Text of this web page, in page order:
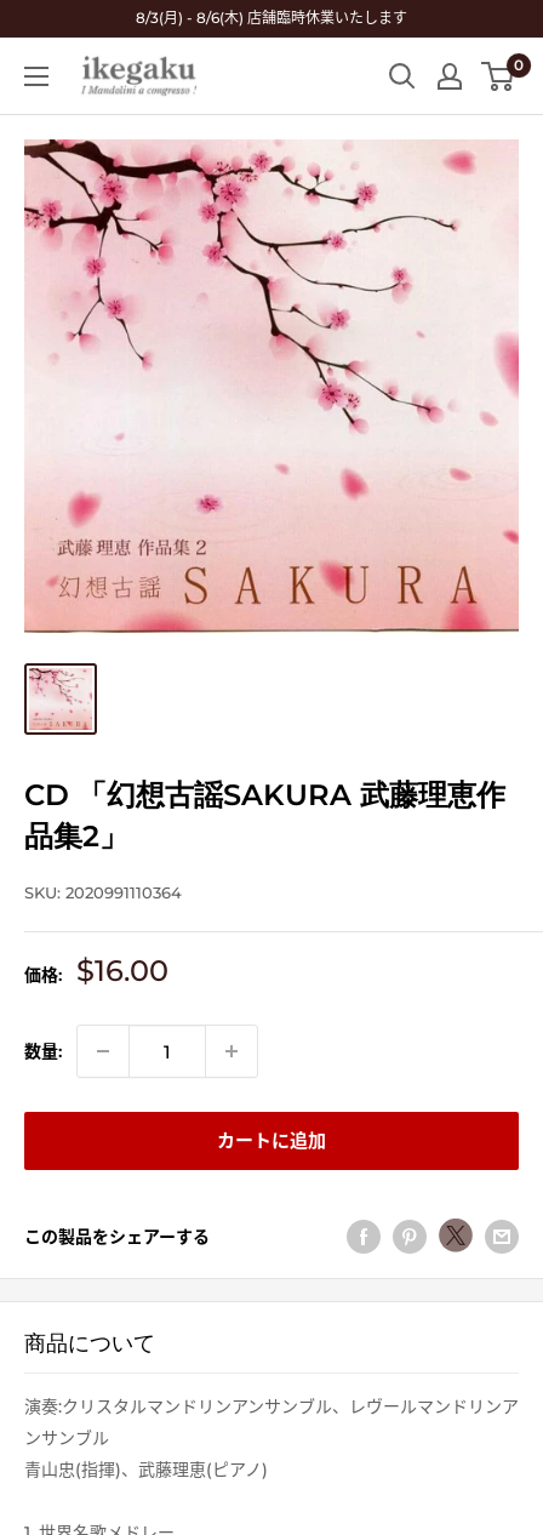
ン
8/3(月) - 8/6(木) 店舗臨時休業いたします
Mandolin
&
Shop
ikegaku
0
CD 「幻想古謡SAKURA 武藤理恵作
品集2」
SKU: 2020991110364
価格:
販
価
格
$16.00
数量:
カートに追加
この製品をシェアーする
商品について
演奏:クリスタルマンドリンアンサンブル、レヴールマンドリンア
ンサンブル
青山忠(指揮)、武藤理恵(ピアノ)